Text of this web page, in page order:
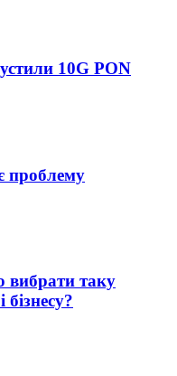
10G PON
проблему
вибрати таку